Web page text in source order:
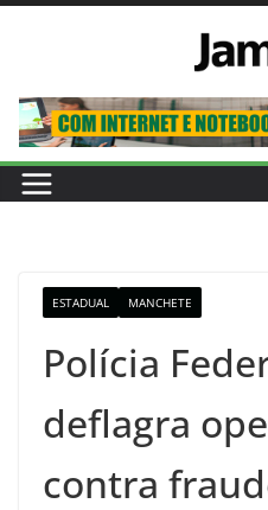
conteúdo
ESTADUAL MANCHETE
Polícia
deflagra
contra